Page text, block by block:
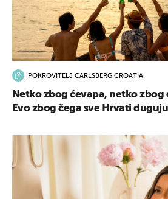
POKROVITELJ CARLSBERG CROATIA
Netko zbog ćevapa, netko zbog
Evo zbog čega sve Hrvati